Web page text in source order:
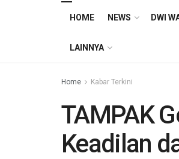
HOME NEWS DWI
LAINNYA
Home Kabar Terkini
TAMPAK
Keadilan